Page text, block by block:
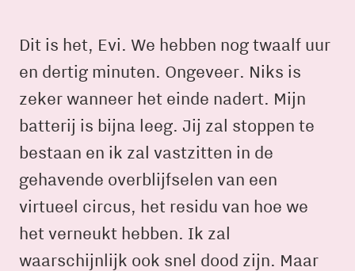
Dit is het, Evi. We hebben nog twaalf uur
en dertig minuten. Ongeveer. Niks is
zeker wanneer het einde nadert. Mijn
batterij is bijna leeg. Jij zal stoppen te
bestaan en ik zal vastzitten in de
gehavende overblijfselen van een
virtueel circus, het residu van hoe we
het verneukt hebben. Ik zal
waarschijnlijk ook snel dood zijn. Maar